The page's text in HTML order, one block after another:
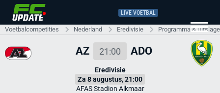
LIVE VOETBAL
Voetbalcompetities Nederland Eredivisie Programma &
AZ 21:00 ADO
Eredivisie
Za 8 augustus, 21:00
AFAS Stadion Alkmaar